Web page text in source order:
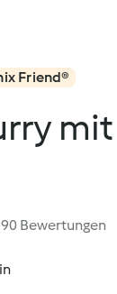
Friend®
90 Bewertungen